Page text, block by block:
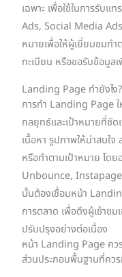
เฉพาะ เพื่อใช้ในการรับ
Ads, Social Media
หมายเพื่อให้ผู้เยี่ยมชมทำ
ทะเบียน หรือขอรับข้อมูล
Landing Page ทำยังไง?
การทำ Landing Page
กลยุทธ์และเป้าหมายที่ชั
เนื้อหา รูปภาพให้น่าสนใ
หรือทำตามเป้าหมาย โดย
Unbounce,
นั้นต้องเชื่อมหน้า
การตลาด เพื่อดึงผู้เข้าชม
ปรับปรุงอย่างต่อเนื่อง
หน้า Landing Page ควร
ส่วนประกอบพื้นฐานที่คว